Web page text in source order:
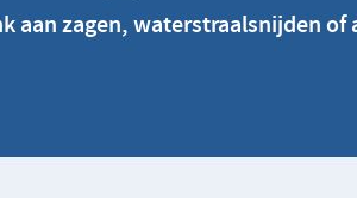
aan zagen, waterstraalsnijden of